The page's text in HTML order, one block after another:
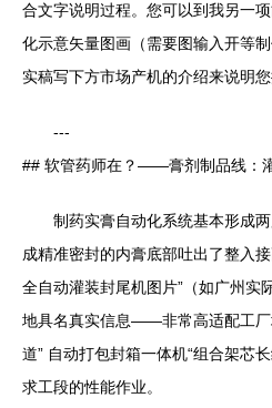
合文字说明过程。您可以到我另一
化示意矢量图画（需要图输入开等
实稿写下方市场产机的介绍来说明您
---
## 软管药师在？——膏剂制品线：
制药实膏自动化系统基本形成
成精准密封的内膏底部吐出了整入
全自动灌装封尾机图片”（如广州实
地具名真实信息——非常高适配工
道” 自动打包封箱一体机“组合架芯
求工段的性能作业。